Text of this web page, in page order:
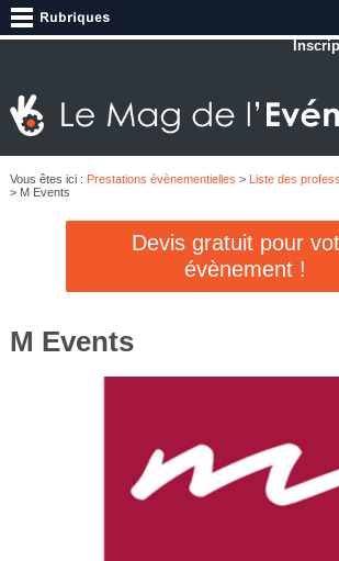
Vous êtes ici : Prestations évènementielles >
Liste des
> M Events
Devis gratuit pour
évènement !
M Events